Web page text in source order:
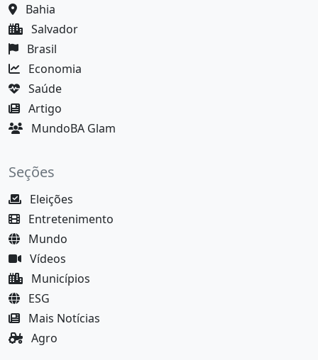
Bahia
Salvador
Brasil
Economia
Saúde
Artigo
MundoBA Glam
Seções
Eleições
Entretenimento
Mundo
Vídeos
Municípios
ESG
Mais Notícias
Agro